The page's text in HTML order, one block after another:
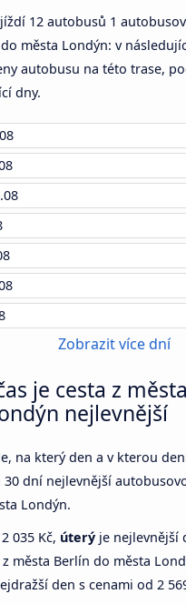
12 autobusů 1
města Londýn: v
autobusu na této trase,
dny.
Zobrazit více dní
je cesta z
nejlevnější
na který den a v kterou
30 dní nejlevnější
Londýn.
035 Kč, úterý je nejlevnější
města Berlín do města
den s cenami od 2